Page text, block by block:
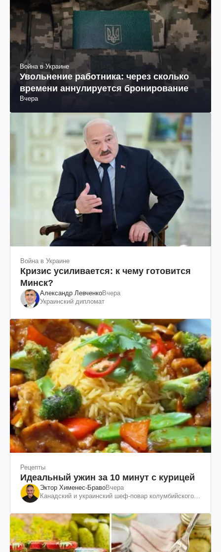
Война в Украине
Увольнение работника: через сколько
времени аннулируется бронирование
Вчера
Война в Украине
Кризис усиливается: к чему готовится
Минск?
Александр ЛевченкоВчера
Украинский дипломат
Рецепты
Идеальный ужин за 10 минут с курицей
Эктор Хименес-БравоВчера
Канадский и украинский шеф-повар колумбийского